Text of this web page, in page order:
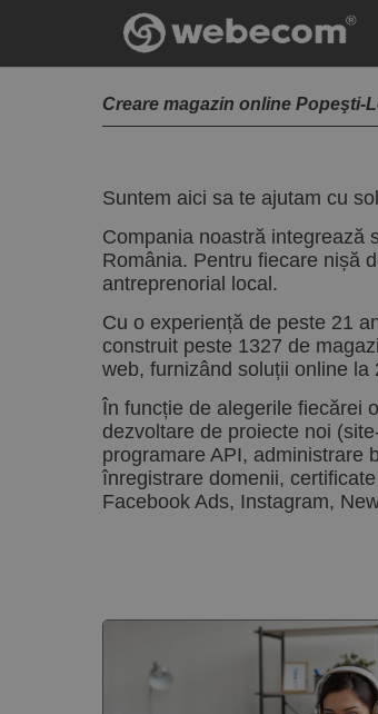
Creare magazin online Popeşti-
Suntem aici sa te ajutam cu
Compania noastră integrează
România. Pentru fiecare nișă
antreprenorial local.
Cu o experiență de peste 21
construit peste 1327 de
web, furnizând soluții online
În funcție de alegerile fiecărei
dezvoltare de proiecte noi
programare API, administrare
înregistrare domenii,
Facebook Ads, Instagram,